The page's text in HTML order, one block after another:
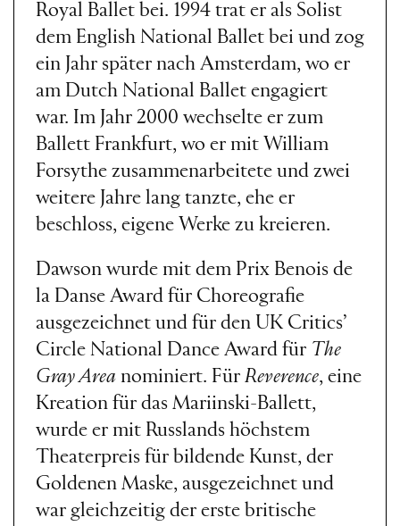
Royal Ballet bei. 1994 trat er als Solist
dem English National Ballet bei und zog
ein Jahr später nach Amsterdam, wo er
am Dutch National Ballet engagiert
war. Im Jahr 2000 wechselte er zum
Ballett Frankfurt, wo er mit William
Forsythe zusammenarbeitete und zwei
weitere Jahre lang tanzte, ehe er
beschloss, eigene Werke zu kreieren.
Dawson wurde mit dem Prix Benois de
la Danse Award für Choreografie
ausgezeichnet und für den UK Critics’
Circle National Dance Award für The
Gray Area nominiert. Für Reverence, eine
Kreation für das Mariinski-Ballett,
wurde er mit Russlands höchstem
Theaterpreis für bildende Kunst, der
Goldenen Maske, ausgezeichnet und
war gleichzeitig der erste britische